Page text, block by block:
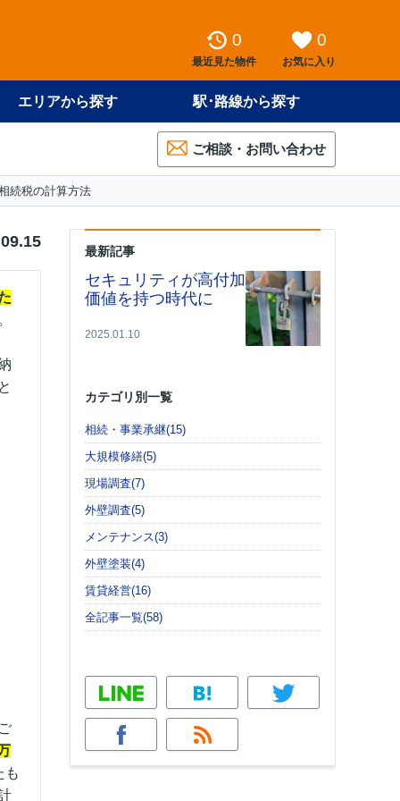
0
最近見た物件
0
お気に入り
エリアから探す 駅･路線から探す
ご相談・お問い合わせ
続税の計算方法
も
最新記事
セキュリティが高付加
価値を持つ時代に
2025.01.10
カテゴリ別一覧
相続・事業承継(15)
大規模修繕(5)
現場調査(7)
外壁調査(5)
メンテナンス(3)
外壁塗装(4)
賃貸経営(16)
全記事一覧(58)